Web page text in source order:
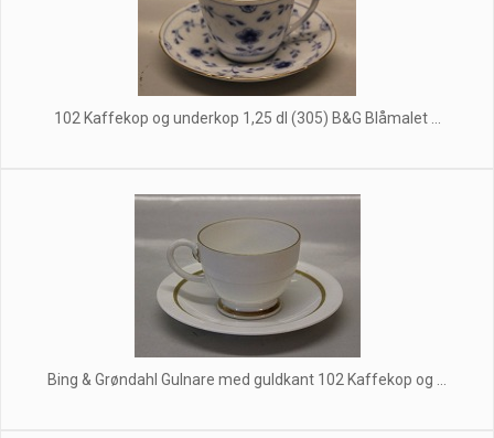
102 Kaffekop og underkop 1,25 dl (305) B&G Blåmalet ...
Bing & Grøndahl Gulnare med guldkant 102 Kaffekop og ...